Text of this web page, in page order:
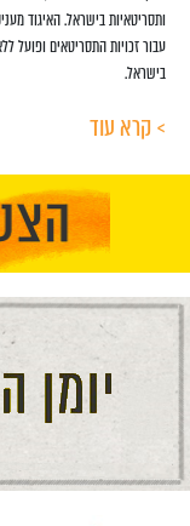
ותסריטאיות בישראל. האיגוד
עבור זכויות התסריטאים ופועל
בישראל.
> קרא עוד